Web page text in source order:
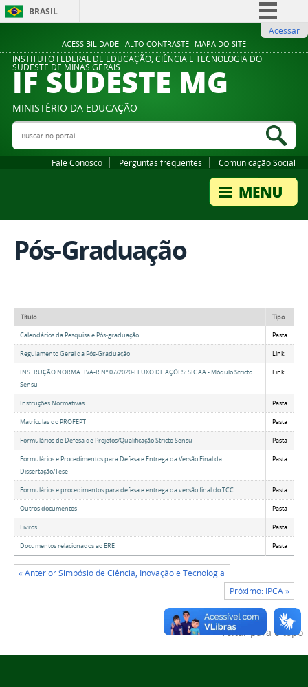
ACESSIBILIDADE ALTO CONTRASTE MAPA DO SITE
BRASIL
Comunica BR
Participe
Legislação
Acessar
INSTITUTO FEDERAL DE EDUCAÇÃO, CIÊNCIA E TECNOLOGIA DO
SUDESTE DE MINAS GERAIS
IF SUDESTE MG
MINISTÉRIO DA EDUCAÇÃO
Buscar no portal
Fale Conosco Perguntas frequentes Comunicação Social
Pós-Graduação
Título Tipo
Calendários da Pesquisa e Pós-graduação Pasta
Regulamento Geral da Pós-Graduação Link
INSTRUÇÃO NORMATIVA-R Nº 07/2020-FLUXO DE AÇÕES: SIGAA - Módulo Stricto
Sensu
Link
Instruções Normativas Pasta
Matrículas do PROFEPT Pasta
Formulários de Defesa de Projetos/Qualificação Stricto Sensu Pasta
Formulários e Procedimentos para Defesa e Entrega da Versão Final da
Dissertação/Tese
Pasta
Formulários e procedimentos para defesa e entrega da versão final do TCC Pasta
Outros documentos Pasta
Livros Pasta
Documentos relacionados ao ERE Pasta
« Anterior Simpósio de Ciência, Inovação e Tecnologia
Próximo: IPCA »
Voltar para o topo